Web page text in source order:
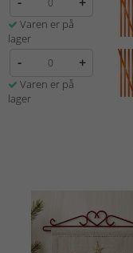
Varen er på
lager
- +
Varen er på
lager